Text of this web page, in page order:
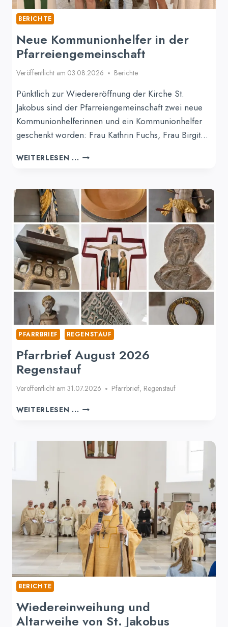
BERICHTE
Neue Kommunionhelfer in der
Pfarreiengemeinschaft
Veröffentlicht am 03.08.2026 Berichte
Pünktlich zur Wiedereröffnung der Kirche St.
Jakobus sind der Pfarreiengemeinschaft zwei neue
Kommunionhelferinnen und ein Kommunionhelfer
geschenkt worden: Frau Kathrin Fuchs, Frau Birgit…
WEITERLESEN ... NEUE
DER
PFARREIENGEMEINSCHAFT
PFARRBRIEF REGENSTAUF
Pfarrbrief August 2026
Regenstauf
Veröffentlicht am 31.07.2026 Pfarrbrief, Regenstauf
WEITERLESEN ... PFARRBRIEF
REGENSTAUF
BERICHTE
Wiedereinweihung und
Altarweihe von St. Jakobus